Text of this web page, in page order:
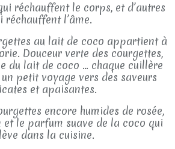
réchauffent le corps, et d’autres
réchauffent l’âme.
au lait de coco appartient à
Douceur verte des courgettes,
du lait de coco … chaque cuillère
petit voyage vers des saveurs
et apaisantes.
encore humides de rosée,
le parfum suave de la coco qui
dans la cuisine.